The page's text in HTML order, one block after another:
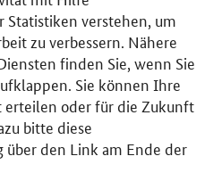
verstehen, um
zu verbessern. Nähere
finden Sie, wenn Sie
Sie können Ihre
oder für die Zukunft
bitte diese
den Link am Ende der